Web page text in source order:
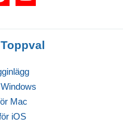
Mac
iOS